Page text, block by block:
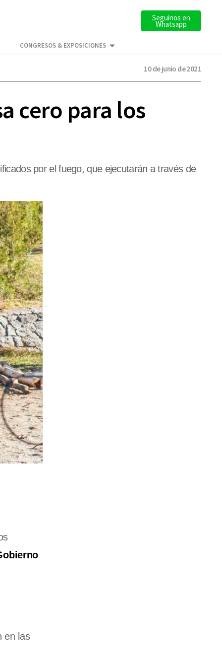
Seguinos en
Whatsapp
CONGRESOS & EXPOSICIONES
10 de junio de 2021
cero para los
por el fuego, que ejecutarán a través de
en las